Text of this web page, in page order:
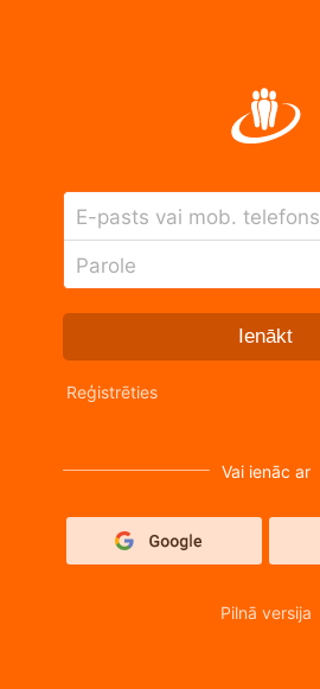
E-pasts vai mob. telefons
Parole
Ienākt
Reģistrēties
Vai ienāc ar
Pilnā versija